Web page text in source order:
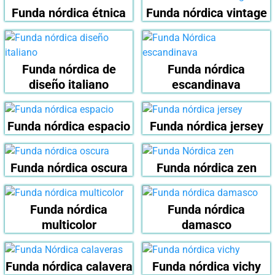
Funda nórdica étnica Funda nórdica vintage
Funda nórdica de
diseño italiano
Funda nórdica
escandinava
Funda nórdica espacio Funda nórdica jersey
Funda nórdica oscura Funda nórdica zen
Funda nórdica
multicolor
Funda nórdica
damasco
Funda nórdica calavera Funda nórdica vichy